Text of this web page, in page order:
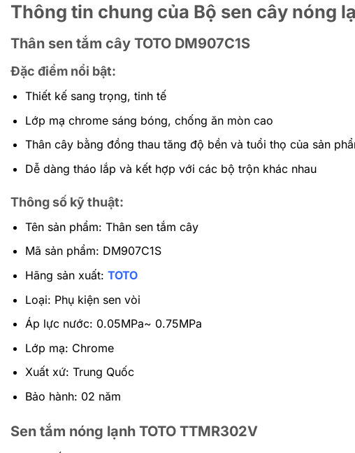
Thông tin chung của Bộ sen cây nóng
Thân sen tắm cây TOTO DM907C1S
Đặc điểm nổi bật:
Thiết kế sang trọng, tinh tế
Lớp mạ chrome sáng bóng, chống ăn mòn cao
Thân cây bằng đồng thau tăng độ bền và tuổi thọ của sản
Dễ dàng tháo lắp và kết hợp với các bộ trộn khác nhau
Thông số kỹ thuật:
Tên sản phẩm: Thân sen tắm cây
Mã sản phẩm: DM907C1S
Hãng sản xuất: TOTO
Loại: Phụ kiện sen vòi
Áp lực nước: 0.05MPa~ 0.75MPa
Lớp mạ: Chrome
Xuất xứ: Trung Quốc
Bảo hành: 02 năm
Sen tắm nóng lạnh TOTO TTMR302V